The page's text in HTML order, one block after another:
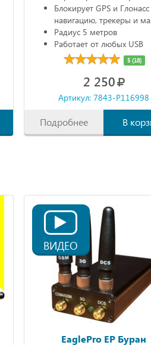
Блокирует GPS и Глонасс
навигацию, трекеры и
Радиус 5 метров
Работает от любых USB
источников питания
Габариты: 68х20х10 мм
5 (18)
2 250
Артикул: 7843-P116998
Подробнее В
ВИДЕО
EaglePro EP Буран